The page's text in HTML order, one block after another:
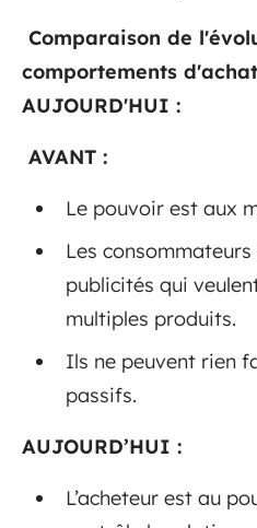
Comparaison de
comportements
AUJOURD'HUI :
AVANT :
Le pouvoir est aux
Les
publicités qui
multiples produits.
Ils ne peuvent rien
passifs.
AUJOURD’HUI :
L’acheteur est au